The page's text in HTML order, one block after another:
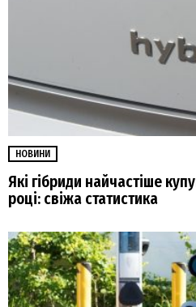
НОВИНИ
Які гібриди найчастіше
році: свіжа статистика